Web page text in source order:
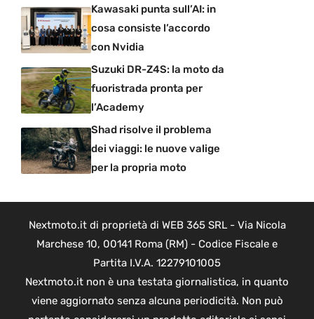
Kawasaki punta sull’AI: in
cosa consiste l’accordo
con Nvidia
Suzuki DR-Z4S: la moto da
fuoristrada pronta per
l’Academy
Shad risolve il problema
dei viaggi: le nuove valige
per la propria moto
Nextmoto.it di proprietà di WEB 365 SRL - Via Nicola
Marchese 10, 00141 Roma (RM) - Codice Fiscale e
Partita I.V.A. 12279101005
Nextmoto.it non è una testata giornalistica, in quanto
viene aggiornato senza alcuna periodicità. Non può